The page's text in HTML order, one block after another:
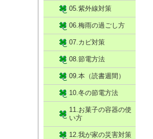
05.紫外線対策
06.梅雨の過ごし方
07.カビ対策
08.節電方法
09.本（読書週間）
10.冬の節電方法
11.お菓子の容器の使
い方
12.我が家の災害対策